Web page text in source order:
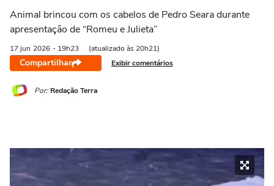
Animal brincou com os cabelos de Pedro Seara durante
apresentação de “Romeu e Julieta”
17 jun 2026 - 19h23 (atualizado às 20h21)
Compartilhar Exibir comentários
Por: Redação Terra